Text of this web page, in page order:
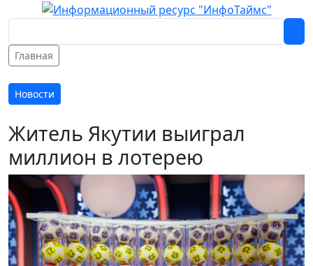
Главная
Новости
Житель Якутии выиграл
миллион в лотерею